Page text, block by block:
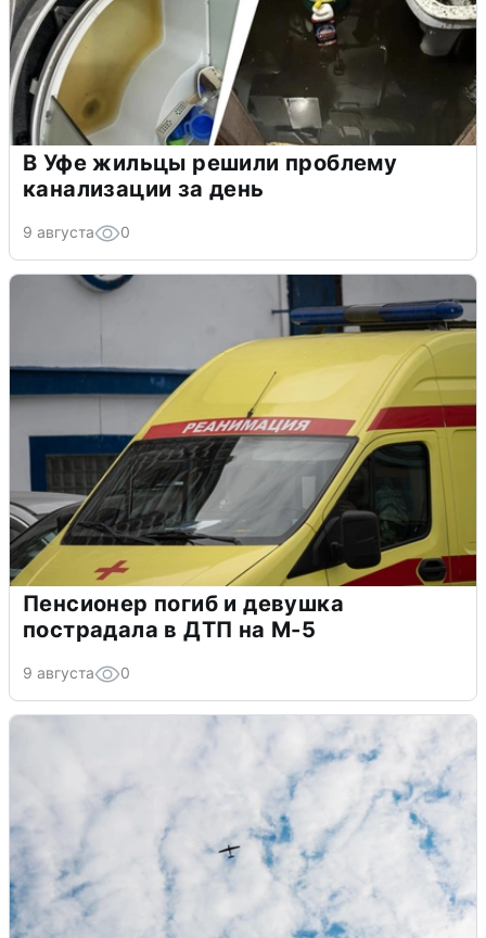
В Уфе жильцы решили проблему
канализации за день
9 августа 0
Пенсионер погиб и девушка
пострадала в ДТП на М-5
9 августа 0